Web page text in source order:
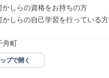
かしらの資格をお持ちの方
かしらの自己学習を行っている方
舟町
プで開く